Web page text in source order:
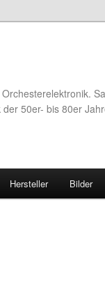
50er- bis 80er
Hersteller Bilder